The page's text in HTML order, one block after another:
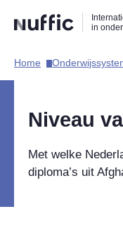
naar
zoekfunctie
naar
hoofdnavigatie
naar
inhoud
in
Home​
Niveau
Met welke
diploma’s uit